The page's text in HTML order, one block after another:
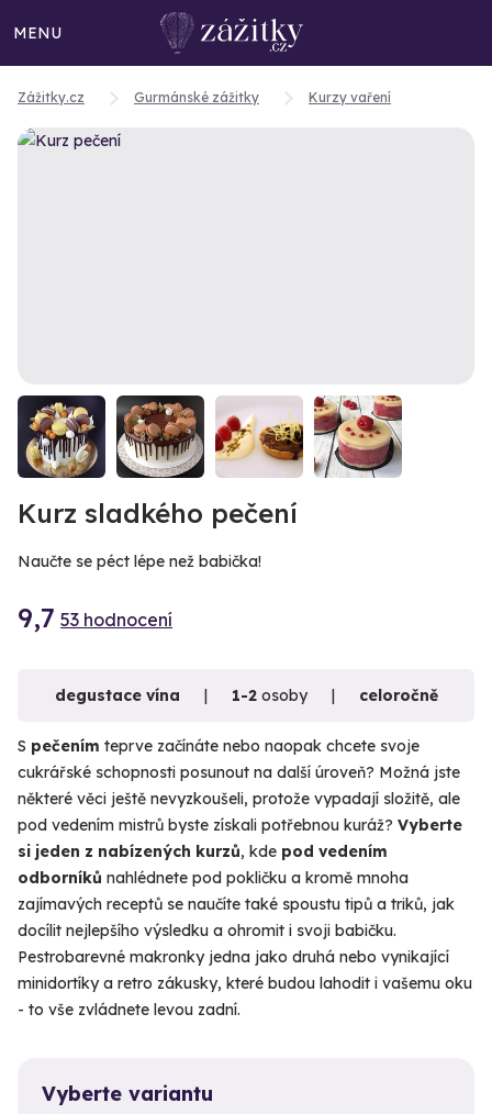
MENU
Zážitky.cz Gurmánské zážitky Kurzy vaření
Kurz sladkého pečení
Naučte se péct lépe než babička!
9,7 53 hodnocení
degustace vína 1-2osoby celoročně
S pečením teprve začínáte nebo naopak chcete svoje
cukrářské schopnosti posunout na další úroveň? Možná jste
některé věci ještě nevyzkoušeli, protože vypadají složitě, ale
pod vedením mistrů byste získali potřebnou kuráž? Vyberte
si jeden z nabízených kurzů, kde pod vedením
odborníků nahlédnete pod pokličku a kromě mnoha
zajímavých receptů se naučíte také spoustu tipů a triků, jak
docílit nejlepšího výsledku a ohromit i svoji babičku.
Pestrobarevné makronky jedna jako druhá nebo vynikající
minidortíky a retro zákusky, které budou lahodit i vašemu oku
- to vše zvládnete levou zadní.
Vyberte variantu